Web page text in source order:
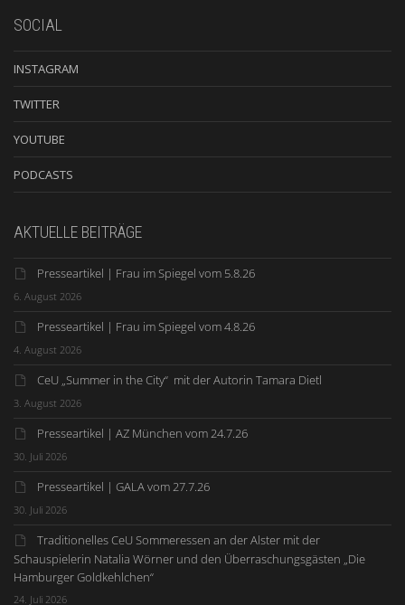
SOCIAL
INSTAGRAM
TWITTER
YOUTUBE
PODCASTS
AKTUELLE BEITRÄGE
Presseartikel | Frau im Spiegel vom 5.8.26
6. August 2026
Presseartikel | Frau im Spiegel vom 4.8.26
4. August 2026
CeU „Summer in the City“ mit der Autorin Tamara Dietl
3. August 2026
Presseartikel | AZ München vom 24.7.26
30. Juli 2026
Presseartikel | GALA vom 27.7.26
30. Juli 2026
Traditionelles CeU Sommeressen an der Alster mit der
Schauspielerin Natalia Wörner und den Überraschungsgästen „Die
Hamburger Goldkehlchen“
24. Juli 2026